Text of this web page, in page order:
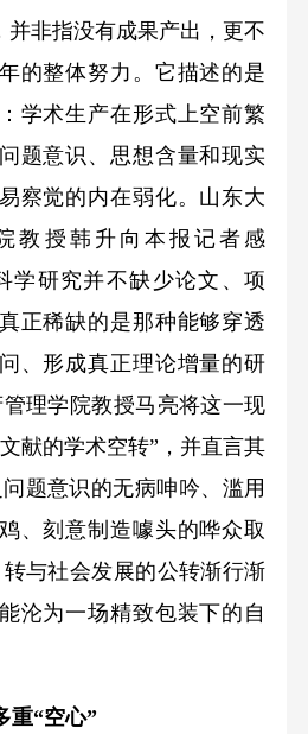
非指没有成果产出，更不
的整体努力。它描述的是
学术生产在形式上空前繁
题意识、思想含量和现实
察觉的内在弱化。山东大
教授韩升向本报记者感
学研究并不缺少论文、项
正稀缺的是那种能够穿透
、形成真正理论增量的研
理学院教授马亮将这一现
献的学术空转”，并直言其
题意识的无病呻吟、滥用
、刻意制造噱头的哗众取
与社会发展的公转渐行渐
沦为一场精致包装下的自
“空心”